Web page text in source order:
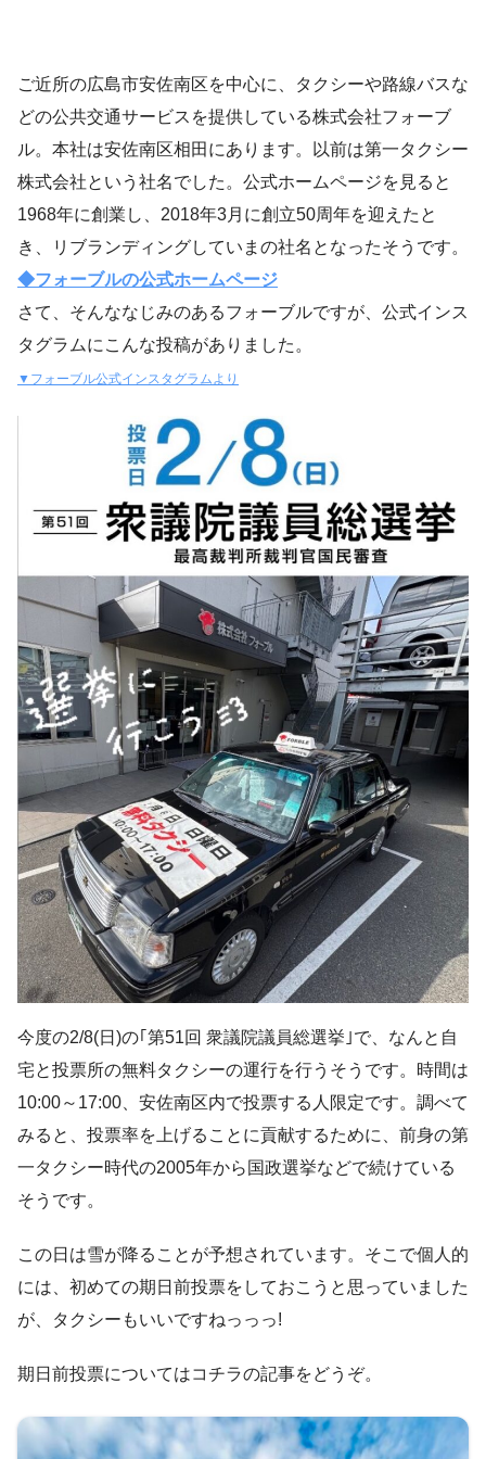
ご近所の広島市安佐南区を中心に、タクシーや路線バスな
どの公共交通サービスを提供している株式会社フォーブ
ル。本社は安佐南区相田にあります。以前は第一タクシー
株式会社という社名でした。公式ホームページを見ると
1968年に創業し、2018年3月に創立50周年を迎えたと
き、リブランディングしていまの社名となったそうです。
◆フォーブルの公式ホームページ
さて、そんななじみのあるフォーブルですが、公式インス
タグラムにこんな投稿がありました。
▼フォーブル公式インスタグラムより
今度の2/8(日)の｢第51回 衆議院議員総選挙｣で、なんと自
宅と投票所の無料タクシーの運行を行うそうです。時間は
10:00～17:00、安佐南区内で投票する人限定です。調べて
みると、投票率を上げることに貢献するために、前身の第
一タクシー時代の2005年から国政選挙などで続けている
そうです。
この日は雪が降ることが予想されています。そこで個人的
には、初めての期日前投票をしておこうと思っていました
が、タクシーもいいですねっっっ!
期日前投票についてはコチラの記事をどうぞ。